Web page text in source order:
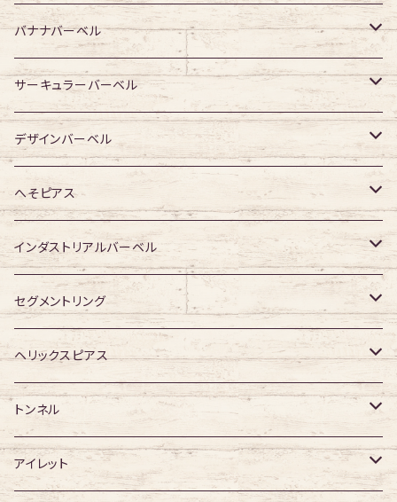
ジュエル有り
ジュエル無し
ジュエル有り
アクリル・その他
ジュエル無し
ジュエル有り
サージカルチタン
ジュエル無し
ジュエル有り
アクリル・その他
316Lサージカルステンレス
ジュエル無し
ジュエル有り
サージカルチタン
ジュエル無し
ジュエル有り
アクリル・その他
バナナバーベル
316Lサージカルステンレス
ジュエル無し
ジュエル有り
サージカルチタン
ジュエル無し
ジュエル有り
アクリル・その他
サーキュラーバーベル
316Lサージカルステンレス
ジュエル無し
ジュエル有り
サージカルチタン
ジュエル無し
ジュエル有り
アクリル・その他
デザインバーベル
ジュエル無し
ジュエル有り
へそピアス
316Lサージカルステンレス
ジュエル無し
ジュエル有り
サージカルチタン
ジュエル無し
ジュエル有り
アクリル
インダストリアルバーベル
316Lサージカルステンレス
ジュエル無し
ジュエル有り
サージカルチタン
ジュエル無し
ジュエル有り
セグメントリング
316Lサージカルステンレス
サージカルチタン
アクリル
ヘリックスピアス
ジュエル無し
ジュエル有り
トンネル
316Lサージカルステンレス
アイレット